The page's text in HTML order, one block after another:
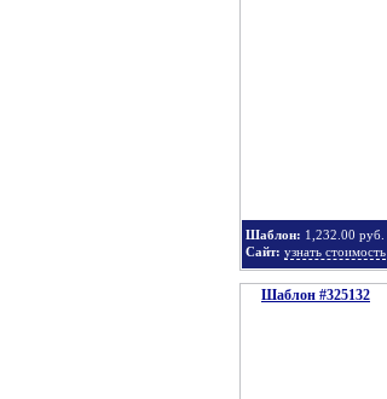
Шаблон: 1,232.00 руб.
Сайт: узнать стоимость
Шаблон #325132